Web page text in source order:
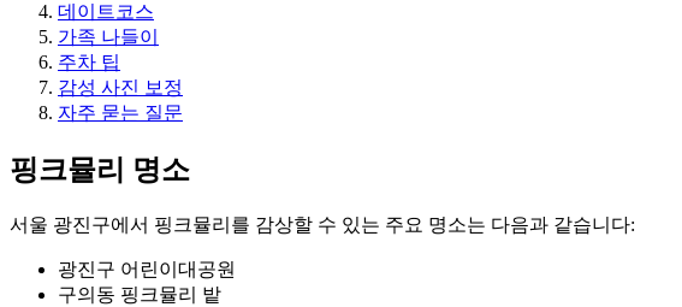
데이트코스
가족 나들이
주차 팁
감성 사진 보정
자주 묻는 질문
핑크뮬리 명소
서울 광진구에서 핑크뮬리를 감상할 수 있는 주요 명소는 다음과 같습니다:
광진구 어린이대공원
구의동 핑크뮬리 밭